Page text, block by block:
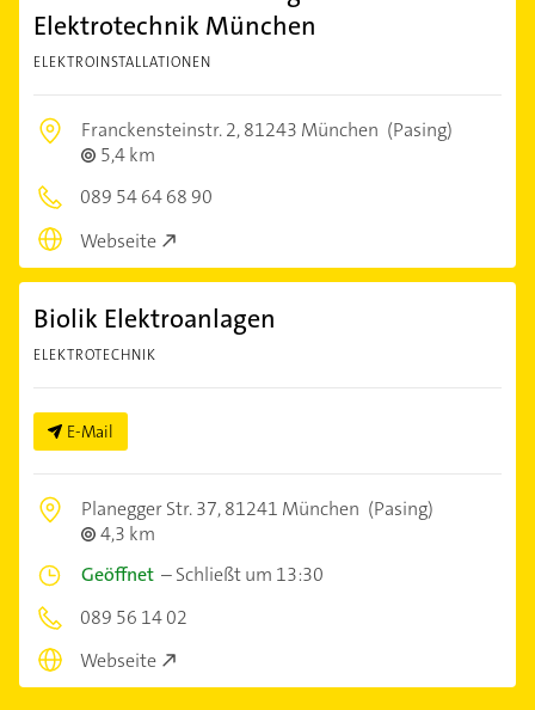
Elektrotechnik München
ELEKTROINSTALLATIONEN
Franckensteinstr. 2,81243 München (Pasing)
5,4 km
089 54 64 68 90
Webseite
Biolik Elektroanlagen
ELEKTROTECHNIK
E-Mail
Planegger Str. 37,81241 München (Pasing)
4,3 km
Geöffnet –Schließt um 13:30
089 56 14 02
Webseite